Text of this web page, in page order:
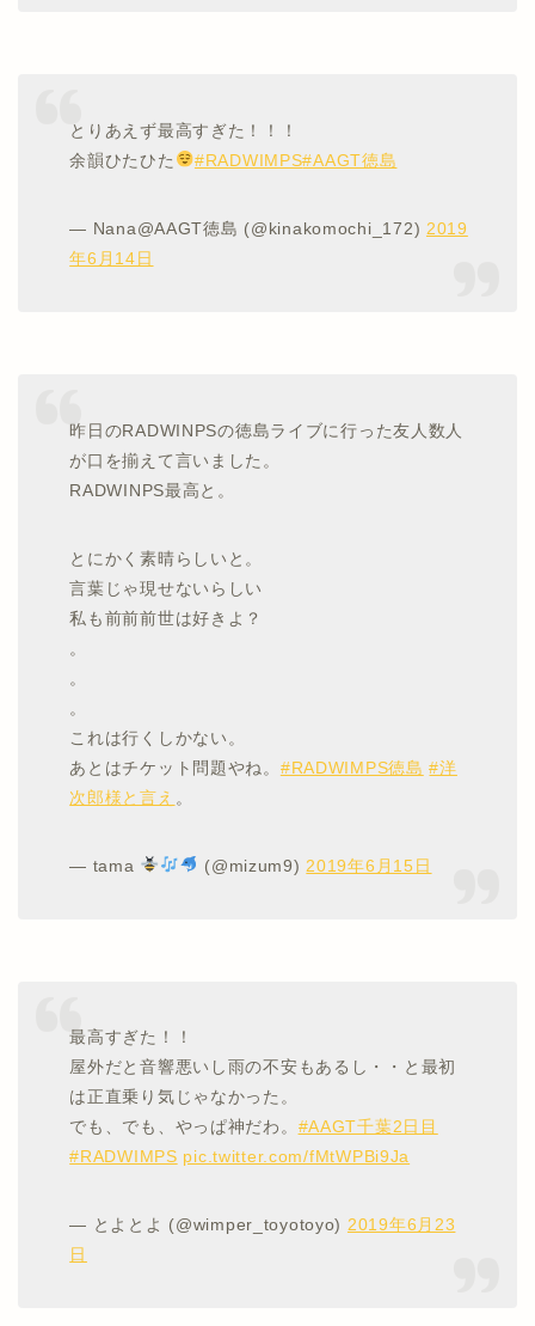
とりあえず最高すぎた！！！
余韻ひたひた
#RADWIMPS#AAGT徳島
— Nana@AAGT徳島 (@kinakomochi_172) 2019
年6月14日
昨日のRADWINPSの徳島ライブに行った友人数人
が口を揃えて言いました。
RADWINPS最高と。
とにかく素晴らしいと。
言葉じゃ現せないらしい
私も前前前世は好きよ？
。
。
。
これは行くしかない。
あとはチケット問題やね。 #RADWIMPS徳島 #洋
次郎様と言え 。
— tama (@mizum9) 2019年6月15日
最高すぎた！！
屋外だと音響悪いし雨の不安もあるし・・と最初
は正直乗り気じゃなかった。
でも、でも、やっぱ神だわ。 #AAGT千葉2日目
#RADWIMPS pic.twitter.com/fMtWPBi9Ja
— とよとよ (@wimper_toyotoyo) 2019年6月23
日